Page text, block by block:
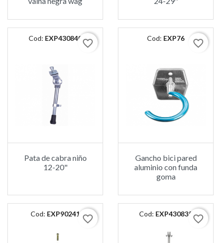
Cod: EXP430840 favorite_border
Pata de cabra niño
12-20"
Cod: EXP76 favorite_border
Gancho bici pared
aluminio con funda
goma
Cod: EXP90241 favorite_border Cod: EXP430835 favorite_border